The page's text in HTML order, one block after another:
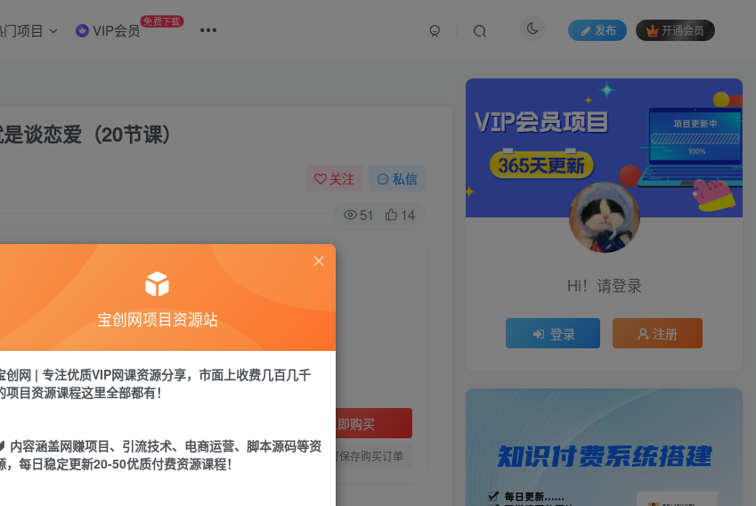
项目 VIP会员 免费下载
发布 开通会员
谈恋爱（20节课）
关注 私信
51 14
成为文案高手必修课：写文案，就是谈恋爱（20节课）
费资源，请付费后查看
员免费 永久会员免费
立即购买
您当前未登录！建议登陆后购买，可保存购买订单
Hi！请登录
登录 注册
宝创网项目资源站
创网 | 专注优质VIP网课资源分享，市面上收费几百几千
项目资源课程这里全部都有！
内容涵盖网赚项目、引流技术、电商运营、脚本源码等资
，每日稳定更新20-50优质付费资源课程！